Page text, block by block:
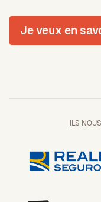
Je veux en
ILS